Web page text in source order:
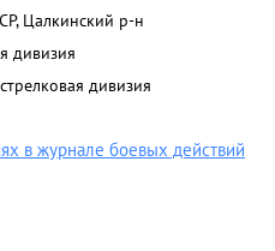
Цалкинский р-н
дивизия
дивизия
в журнале боевых действий